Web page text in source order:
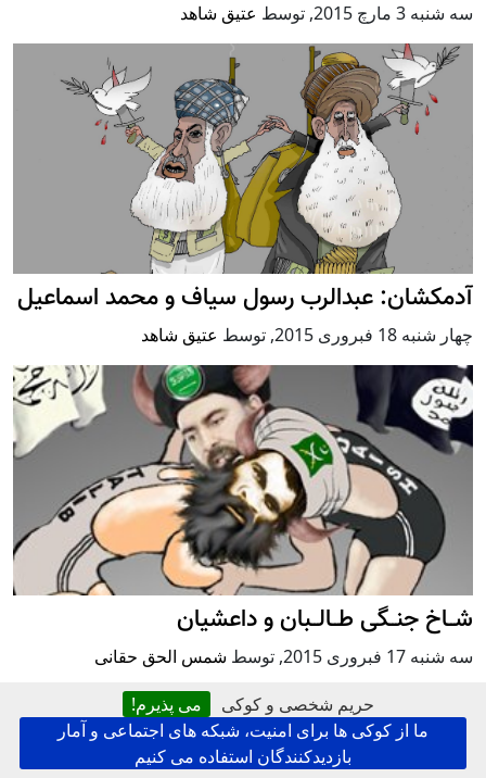
حریم شخصی و کوکی
می پذیرم!
ما از کوکی ها برای امنیت، شبکه های اجتماعی و آمار
بازدیدکنندگان استفاده می کنیم
سه شنبه 3 مارچ 2015 , توسط عتیق شاهد
آدمکشان: عبدالرب رسول سیاف و محمد اسماعیل
چهار شنبه 18 فبروری 2015 , توسط عتیق شاهد
شــاخ جنــگی طــالــبان و داعشیان
سه شنبه 17 فبروری 2015 , توسط شمس الحق حقانی